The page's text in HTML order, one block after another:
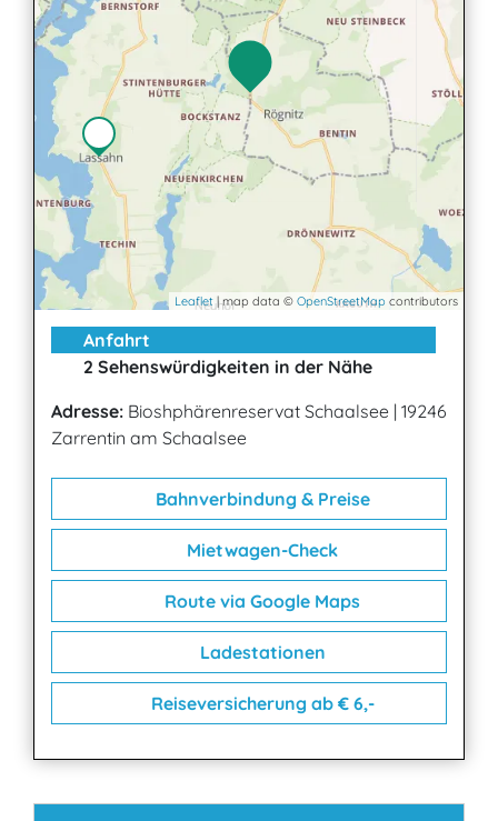
Leaflet | map data © OpenStreetMap contributors
Anfahrt
2 Sehenswürdigkeiten in der Nähe
Adresse: Bioshphärenreservat Schaalsee | 19246
Zarrentin am Schaalsee
Bahnverbindung & Preise
Mietwagen-Check
Route via Google Maps
Ladestationen
Reiseversicherung ab € 6,-